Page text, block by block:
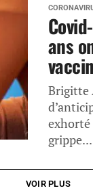
ans
Brigitte
exhorté
VOIR PLUS